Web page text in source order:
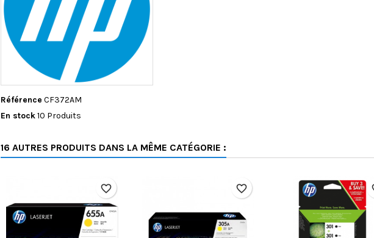
Référence CF372AM
En stock10 Produits
16 AUTRES PRODUITS DANS LA MÊME CATÉGORIE :
favorite_border favorite_border